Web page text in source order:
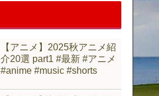
【アニメ】2025秋アニメ紹
介20選 part1 #最新 #アニメ
#anime #music #shorts